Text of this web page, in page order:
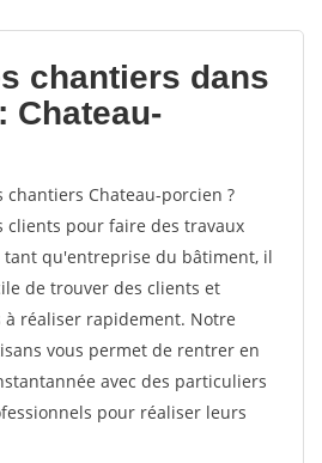
votes
chantiers dans
Chateau-
chantiers Chateau-porcien ?
clients pour faire des travaux
tant qu'entreprise du bâtiment, il
de trouver des clients et
réaliser rapidement. Notre
vous permet de rentrer en
avec des particuliers
pour réaliser leurs